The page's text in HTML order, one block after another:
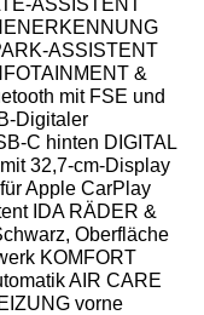
ASSISTENT
&
mit FSE und
Digitaler
C hinten DIGITAL
32,7-cm-Display
Apple CarPlay
IDA RÄDER &
Oberfläche
KOMFORT
AIR CARE
vorne